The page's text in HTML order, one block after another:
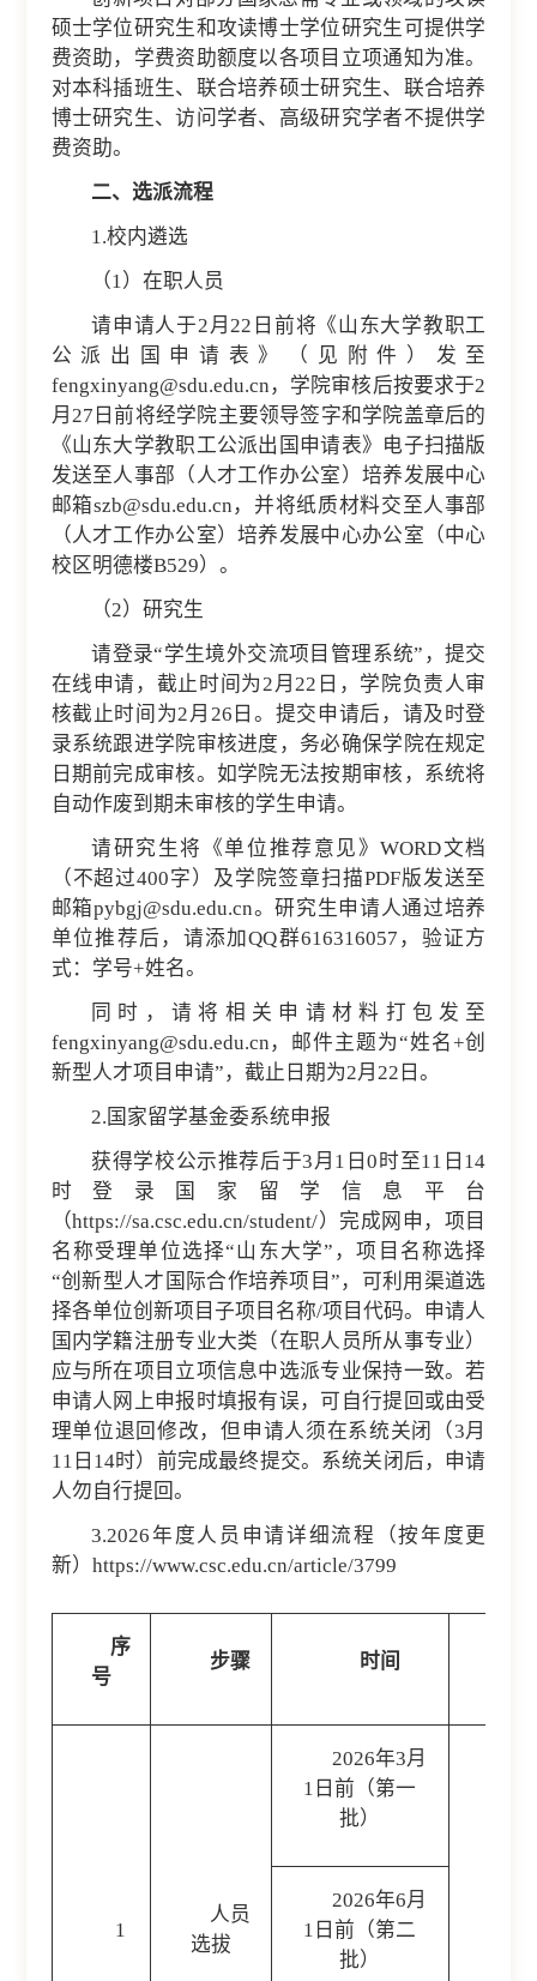
硕士学位研究生和攻读博士学位研究生可提供学
费资助，学费资助额度以各项目立项通知为准。
对本科插班生、联合培养硕士研究生、联合培养
博士研究生、访问学者、高级研究学者不提供学
费资助。
二、选派流程
1.校内遴选
（1）在职人员
请申请人于2月22日前将《山东大学教职工
公派出国申请表》（见附件）发至
fengxinyang@sdu.edu.cn，学院审核后按要求于2
月27日前将经学院主要领导签字和学院盖章后的
《山东大学教职工公派出国申请表》电子扫描版
发送至人事部（人才工作办公室）培养发展中心
邮箱szb@sdu.edu.cn，并将纸质材料交至人事部
（人才工作办公室）培养发展中心办公室（中心
校区明德楼B529）。
（2）研究生
请登录“学生境外交流项目管理系统”，提交
在线申请，截止时间为2月22日，学院负责人审
核截止时间为2月26日。提交申请后，请及时登
录系统跟进学院审核进度，务必确保学院在规定
日期前完成审核。如学院无法按期审核，系统将
自动作废到期未审核的学生申请。
请研究生将《单位推荐意见》WORD文档
（不超过400字）及学院签章扫描PDF版发送至
邮箱pybgj@sdu.edu.cn。研究生申请人通过培养
单位推荐后，请添加QQ群616316057，验证方
式：学号+姓名。
同时，请将相关申请材料打包发至
fengxinyang@sdu.edu.cn，邮件主题为“姓名+创
新型人才项目申请”，截止日期为2月22日。
2.国家留学基金委系统申报
获得学校公示推荐后于3月1日0时至11日14
时登录国家留学信息平台
（https://sa.csc.edu.cn/student/）完成网申，项目
名称受理单位选择“山东大学”，项目名称选择
“创新型人才国际合作培养项目”，可利用渠道选
择各单位创新项目子项目名称/项目代码。申请人
国内学籍注册专业大类（在职人员所从事专业）
应与所在项目立项信息中选派专业保持一致。若
申请人网上申报时填报有误，可自行提回或由受
理单位退回修改，但申请人须在系统关闭（3月
11日14时）前完成最终提交。系统关闭后，申请
人勿自行提回。
3.2026年度人员申请详细流程（按年度更
新）https://www.csc.edu.cn/article/3799
序
号
步骤 时间
1
人员
选拔
2026年3月
1日前（第一
批）
2026年6月
1日前（第二
批）